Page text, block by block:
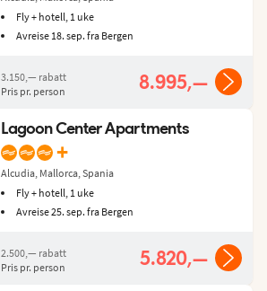
Fly + hotell, 1 uke
Avreise 18. sep. fra Bergen
3.150,— rabatt
Pris pr. person
8.995,—
Lagoon Center Apartments
+
Alcudia, Mallorca, Spania
Fly + hotell, 1 uke
Avreise 25. sep. fra Bergen
2.500,— rabatt
Pris pr. person
5.820,—